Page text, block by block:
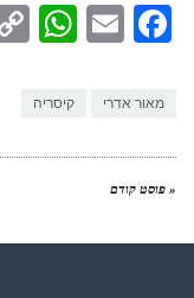
מאור אדרי קיסריה
« פוסט קודם